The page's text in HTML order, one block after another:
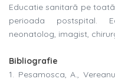
Educatie sanitarã pe
perioada postspital.
neonatolog, imagist,
Bibliografie
1. Pesamosca, A.,